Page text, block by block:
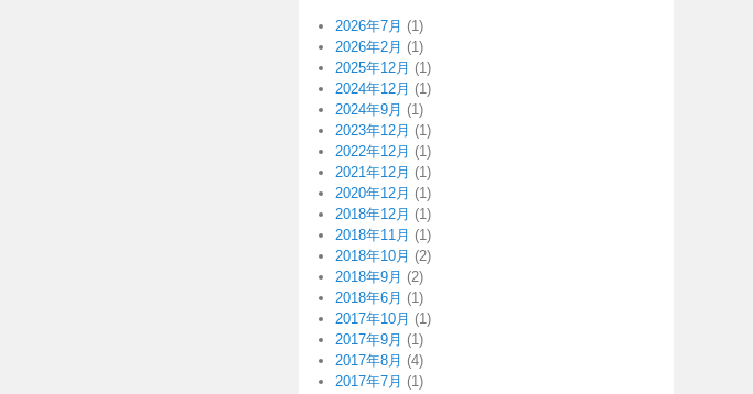
2026年7月 (1)
2026年2月 (1)
2025年12月 (1)
2024年12月 (1)
2024年9月 (1)
2023年12月 (1)
2022年12月 (1)
2021年12月 (1)
2020年12月 (1)
2018年12月 (1)
2018年11月 (1)
2018年10月 (2)
2018年9月 (2)
2018年6月 (1)
2017年10月 (1)
2017年9月 (1)
2017年8月 (4)
2017年7月 (1)